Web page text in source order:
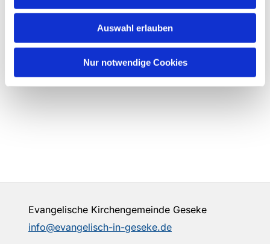
Auswahl erlauben
Nur notwendige Cookies
Evangelische Kirchengemeinde Geseke
info@evangelisch-in-geseke.de